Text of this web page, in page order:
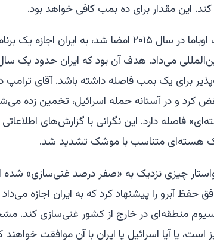
توافق هسته‌ای که توسط پرزیدنت باراک اوباما در سال ۲۰۱۵ امضا شد، به ایران اجازه یک
می‌داد. هدف آن بود که ایران حدود یک
برای یک بمب فاصله داشته باشد. آقای ترامپ
کرد و در آستانه حمله اسرائیل، تخمین زده
فاصله دارد. این نگرانی با گزارش‌های
هسته‌ای متناسب با موشک تشدید شد.
خواستار چیزی نزدیک به «صفر درصد غنی‌سازی»
حفظ آبرو را پیشنهاد کرد که به ایران اجازه می‌داد
منطقه‌ای در خارج از کشور غنی‌سازی کند.
یا آیا اسرائیل یا ایران با آن موافقت خواهند